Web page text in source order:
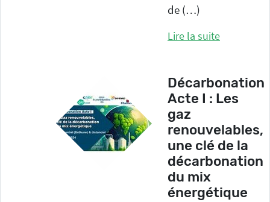
de (…)
Lire la suite
Décarbonation
Acte I : Les
gaz
renouvelables,
une clé de la
décarbonation
du mix
énergétique